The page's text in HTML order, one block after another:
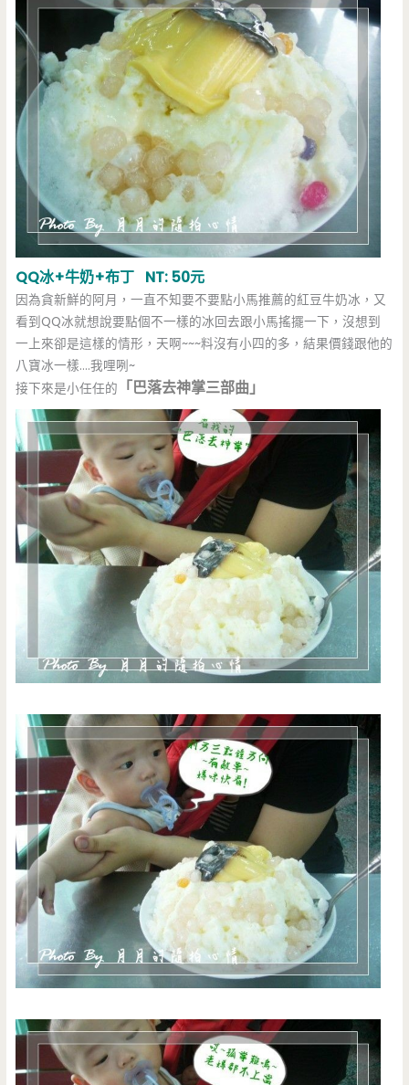
QQ冰+牛奶+布丁 NT: 50元
因為貪新鮮的阿月，一直不知要不要點小馬推薦的紅豆牛奶冰，又
看到QQ冰就想說要點個不一樣的冰回去跟小馬搖擺一下，沒想到
一上來卻是這樣的情形，天啊~~~料沒有小四的多，結果價錢跟他的
八寶冰一樣….我哩咧~
接下來是小任任的 「巴落去神掌三部曲」